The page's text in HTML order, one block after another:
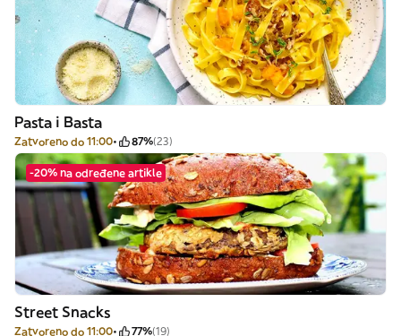
Pasta i Basta
Zatvoreno do 11:00 87%(23)
-20% na određene artikle
Street Snacks
Zatvoreno do 11:00 77%(19)